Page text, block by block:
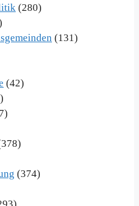
(280)
(131)
(42)
(374)